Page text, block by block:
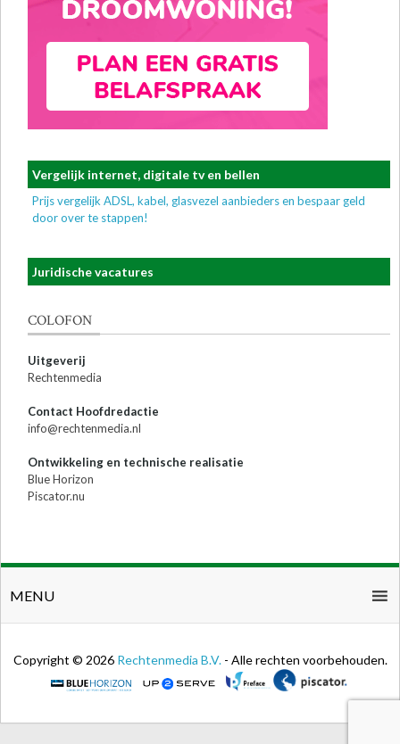
Vergelijk internet, digitale tv en bellen
Prijs vergelijk ADSL, kabel, glasvezel aanbieders en bespaar geld
door over te stappen!
Juridische vacatures
COLOFON
Uitgeverij
Rechtenmedia
Contact Hoofdredactie
info@rechtenmedia.nl
Ontwikkeling en technische realisatie
Blue Horizon
Piscator.nu
MENU
Copyright © 2026 Rechtenmedia B.V. - Alle rechten voorbehouden.